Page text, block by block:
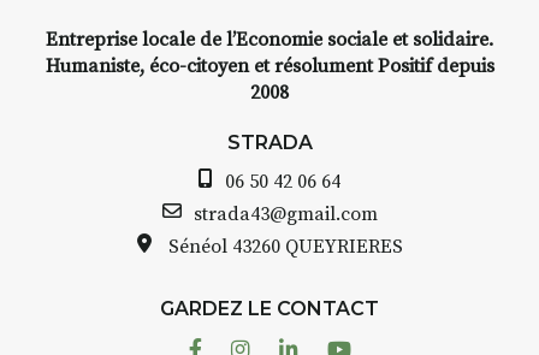
INTERVIEW
avez ouvert une galerie à
Bernard TURLE Le Fumoir
pas une galerie permanente.
AuzonToujours
dans le village
Entreprise locale de l’Economie sociale et solidaire.
Humaniste, éco-citoyen et résolument Positif depuis
2008
STRADA
06 50 42 06 64
strada43@gmail.com
Sénéol 43260 QUEYRIERES
GARDEZ LE CONTACT
FacebookInstagram
LinkedinYoutube